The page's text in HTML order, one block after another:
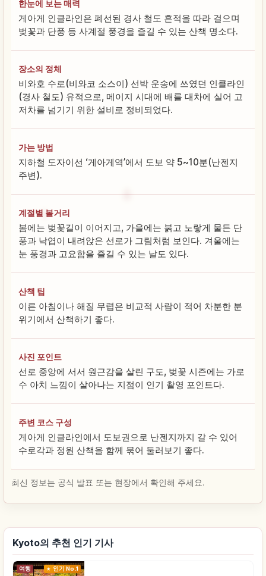
한눈에 보는 매력
게아게 인클라인은 폐선된 경사 철도 흔적을 따라 걸으며
벚꽃과 단풍 등 사계절 풍경을 즐길 수 있는 산책 명소다.
장소의 정체
비와호 수로(비와코 소스이) 선박 운송에 쓰였던 인클라인
(경사 철도) 유적으로, 메이지 시대에 배를 대차에 실어 고
저차를 넘기기 위한 설비로 정비되었다.
가는 방법
지하철 도자이선 ‘게아게역’에서 도보 약 5~10분(난젠지
주변).
계절별 볼거리
봄에는 벚꽃길이 이어지고, 가을에는 붉고 노랗게 물든 단
풍과 낙엽이 내려앉은 선로가 그림처럼 보인다. 겨울에는
눈 풍경과 고요함을 즐길 수 있는 날도 있다.
산책 팁
이른 아침이나 해질 무렵은 비교적 사람이 적어 차분한 분
위기에서 산책하기 좋다.
사진 포인트
선로 중앙에 서서 원근감을 살린 구도, 벚꽃 시즌에는 가로
수 아치 느낌이 살아나는 지점이 인기 촬영 포인트다.
주변 코스 구성
게아게 인클라인에서 도보권으로 난젠지까지 갈 수 있어
수로각과 정원 산책을 함께 묶어 둘러보기 좋다.
최신 정보는 공식 발표 또는 현장에서 확인해 주세요.
Kyoto의 추천 인기 기사
여행 인기 No.1